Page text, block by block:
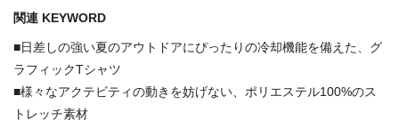
関連 KEYWORD
■日差しの強い夏のアウトドアにぴったりの冷却機能を備えた、グ
ラフィックTシャツ
■様々なアクテビティの動きを妨げない、ポリエステル100%のス
トレッチ素材